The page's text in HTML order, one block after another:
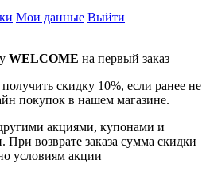
Мои данные Выйти
WELCOME на первый заказ
скидку 10%, если ранее не
покупок в нашем магазине.
акциями, купонами и
возврате заказа сумма скидки
условиям акции